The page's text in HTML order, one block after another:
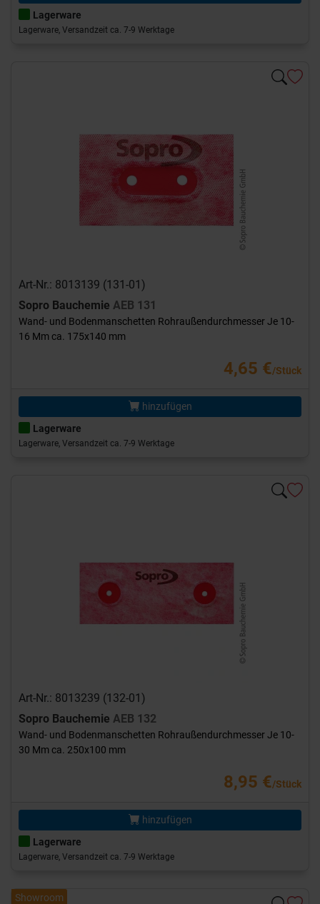
Lagerware
Lagerware, Versandzeit ca. 7-9 Werktage
Art-Nr.: 8013139 (131-01)
Sopro Bauchemie AEB 131
Wand- und Bodenmanschetten Rohraußendurchmesser Je 10-
16 Mm ca. 175x140 mm
4,65 €/Stück
hinzufügen
Lagerware
Lagerware, Versandzeit ca. 7-9 Werktage
Art-Nr.: 8013239 (132-01)
Sopro Bauchemie AEB 132
Wand- und Bodenmanschetten Rohraußendurchmesser Je 10-
30 Mm ca. 250x100 mm
8,95 €/Stück
hinzufügen
Lagerware
Lagerware, Versandzeit ca. 7-9 Werktage
Showroom